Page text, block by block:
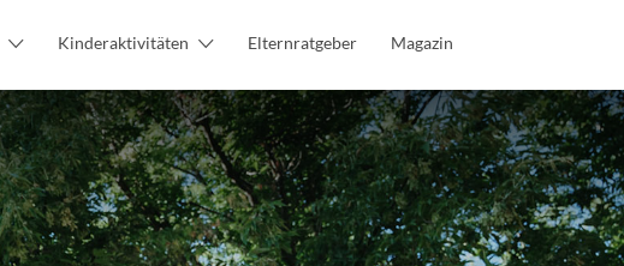
Kinderaktivitäten Elternratgeber Magazin